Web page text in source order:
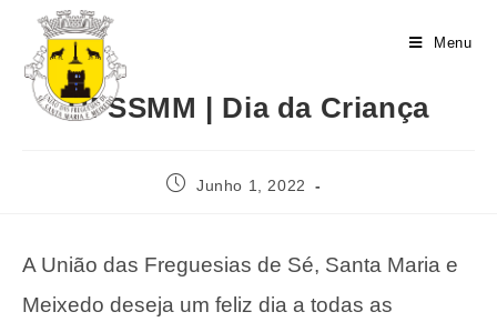
Menu
UFSSMM | Dia da Criança
Junho 1, 2022
A União das Freguesias de Sé, Santa Maria e
Meixedo deseja um feliz dia a todas as